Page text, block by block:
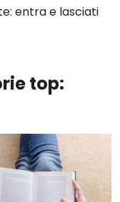
entra e lasciati
top: